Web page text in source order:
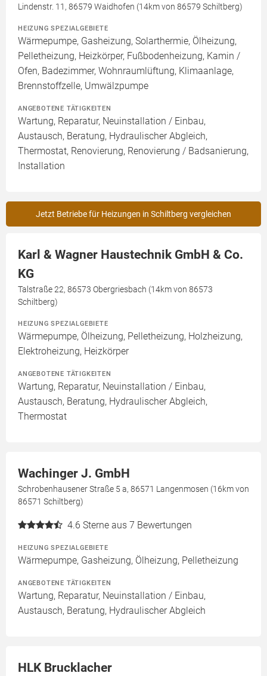
Lindenstr. 11, 86579 Waidhofen (14km von 86579 Schiltberg)
HEIZUNG SPEZIALGEBIETE
Wärmepumpe, Gasheizung, Solarthermie, Ölheizung,
Pelletheizung, Heizkörper, Fußbodenheizung, Kamin /
Ofen, Badezimmer, Wohnraumlüftung, Klimaanlage,
Brennstoffzelle, Umwälzpumpe
ANGEBOTENE TÄTIGKEITEN
Wartung, Reparatur, Neuinstallation / Einbau,
Austausch, Beratung, Hydraulischer Abgleich,
Thermostat, Renovierung, Renovierung / Badsanierung,
Installation
Jetzt Betriebe für Heizungen in Schiltberg vergleichen
Karl & Wagner Haustechnik GmbH & Co.
KG
Talstraße 22, 86573 Obergriesbach (14km von 86573
Schiltberg)
HEIZUNG SPEZIALGEBIETE
Wärmepumpe, Ölheizung, Pelletheizung, Holzheizung,
Elektroheizung, Heizkörper
ANGEBOTENE TÄTIGKEITEN
Wartung, Reparatur, Neuinstallation / Einbau,
Austausch, Beratung, Hydraulischer Abgleich,
Thermostat
Wachinger J. GmbH
Schrobenhausener Straße 5 a, 86571 Langenmosen (16km von
86571 Schiltberg)
4.6 Sterne aus 7 Bewertungen
HEIZUNG SPEZIALGEBIETE
Wärmepumpe, Gasheizung, Ölheizung, Pelletheizung
ANGEBOTENE TÄTIGKEITEN
Wartung, Reparatur, Neuinstallation / Einbau,
Austausch, Beratung, Hydraulischer Abgleich
HLK Brucklacher